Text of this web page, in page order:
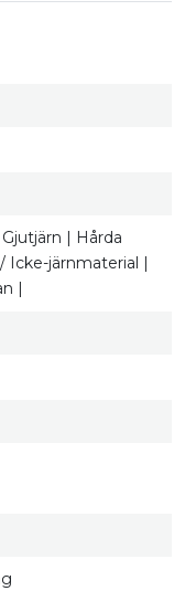
| Hårda
järnmaterial |
|